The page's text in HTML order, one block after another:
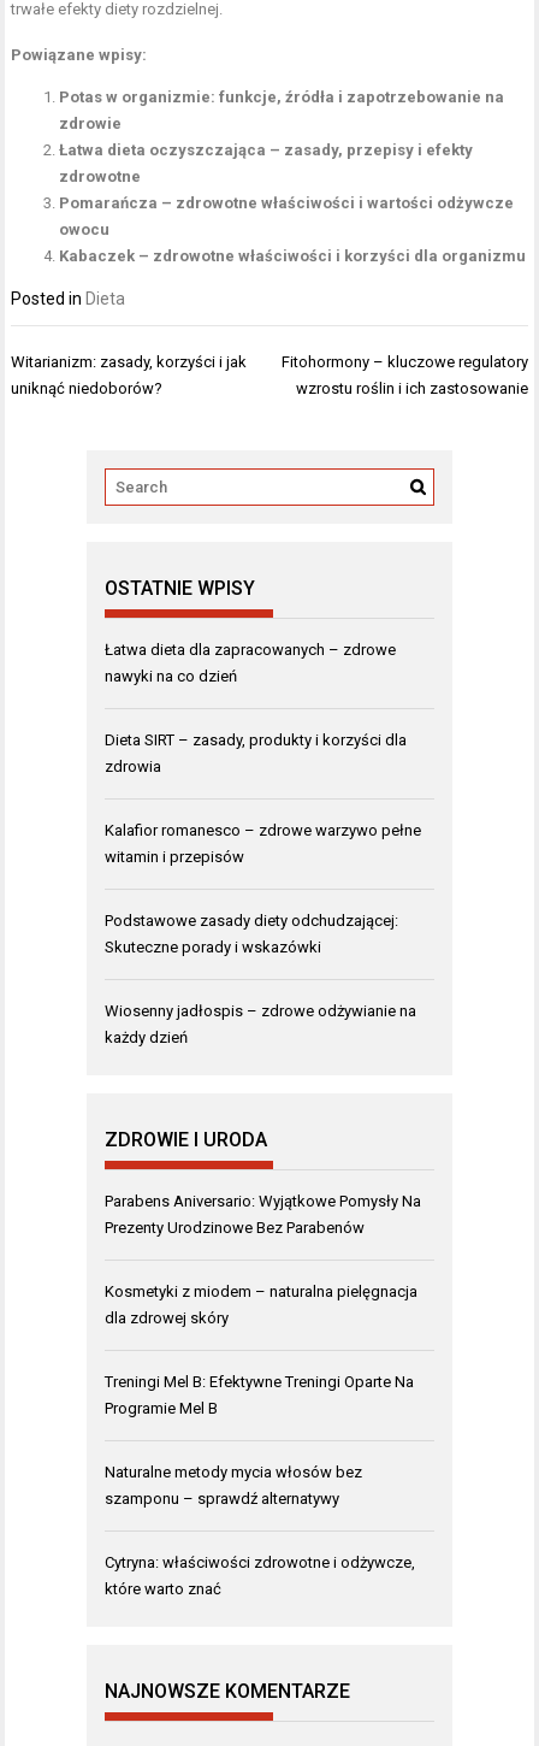
trwałe efekty diety rozdzielnej.
Powiązane wpisy:
Potas w organizmie: funkcje, źródła i zapotrzebowanie na
zdrowie
Łatwa dieta oczyszczająca – zasady, przepisy i efekty
zdrowotne
Pomarańcza – zdrowotne właściwości i wartości odżywcze
owocu
Kabaczek – zdrowotne właściwości i korzyści dla organizmu
Posted in Dieta
Nawigacja
wpisu
Witarianizm: zasady, korzyści i jak
uniknąć niedoborów?
Fitohormony – kluczowe regulatory
wzrostu roślin i ich zastosowanie
OSTATNIE WPISY
Łatwa dieta dla zapracowanych – zdrowe
nawyki na co dzień
Dieta SIRT – zasady, produkty i korzyści dla
zdrowia
Kalafior romanesco – zdrowe warzywo pełne
witamin i przepisów
Podstawowe zasady diety odchudzającej:
Skuteczne porady i wskazówki
Wiosenny jadłospis – zdrowe odżywianie na
każdy dzień
ZDROWIE I URODA
Parabens Aniversario: Wyjątkowe Pomysły Na
Prezenty Urodzinowe Bez Parabenów
Kosmetyki z miodem – naturalna pielęgnacja
dla zdrowej skóry
Treningi Mel B: Efektywne Treningi Oparte Na
Programie Mel B
Naturalne metody mycia włosów bez
szamponu – sprawdź alternatywy
Cytryna: właściwości zdrowotne i odżywcze,
które warto znać
NAJNOWSZE KOMENTARZE